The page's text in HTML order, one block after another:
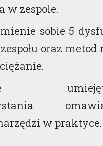
w zespole.
sobie 5
oraz metod
w praktyce.